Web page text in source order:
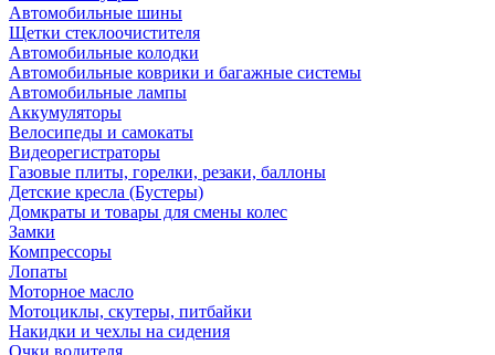
Автомобильные шины
Щетки стеклоочистителя
Автомобильные колодки
Автомобильные коврики и багажные системы
Автомобильные лампы
Аккумуляторы
Велосипеды и самокаты
Видеорегистраторы
Газовые плиты, горелки, резаки, баллоны
Детские кресла (Бустеры)
Домкраты и товары для смены колес
Замки
Компрессоры
Лопаты
Моторное масло
Мотоциклы, скутеры, питбайки
Накидки и чехлы на сидения